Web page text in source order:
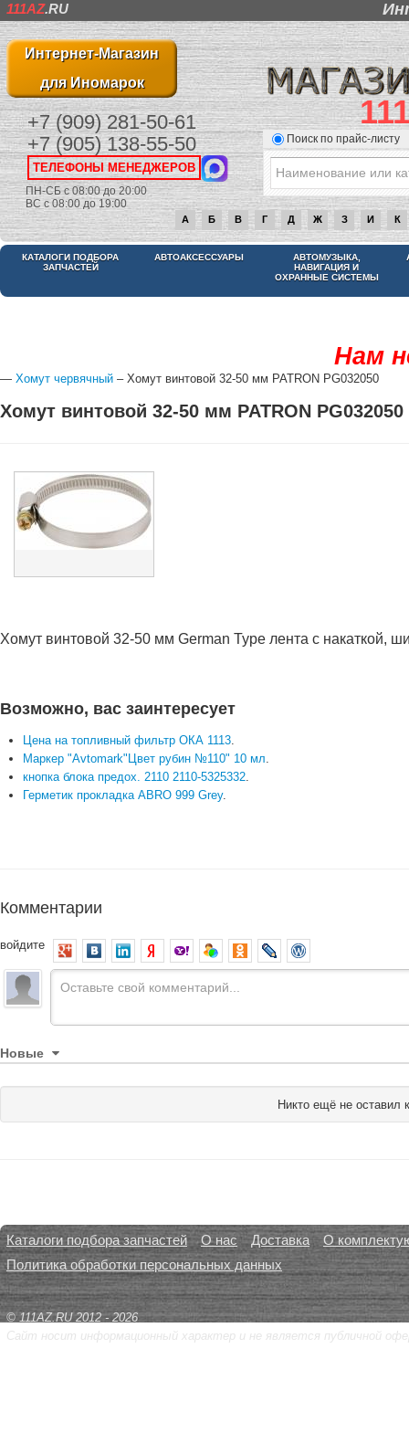
111AZ.RU
Интернет-Магазин
для Иномарок
+7 (909) 281-50-61
+7 (905) 138-55-50
ТЕЛЕФОНЫ МЕНЕДЖЕРОВ
ПН-СБ с 08:00 до 20:00
ВС с 08:00 до 19:00
Поиск по прайс-листу
А Б В Г Д Ж З И К
КАТАЛОГИ ПОДБОРА
ЗАПЧАСТЕЙ
АВТОАКСЕССУАРЫ
АВТОМУЗЫКА,
НАВИГАЦИЯ И
ОХРАННЫЕ СИСТЕМЫ
Нам
— Хомут червячный – Хомут винтовой 32-50 мм PATRON PG032050
Хомут винтовой 32-50 мм PATRON PG032050
Хомут винтовой 32-50 мм German Type лента с накаткой,
Возможно, вас заинтересует
Цена на топливный фильтр ОКА 1113.
Маркер "Avtomark"Цвет рубин №110" 10 мл.
кнопка блока предох. 2110 2110-5325332.
Герметик прокладка ABRO 999 Grey.
Комментарии
войдите
Новые
Никто ещё не оставил
Каталоги подбора запчастей О нас Доставка
О
Политика обработки персональных данных
© 111AZ.RU 2012 - 2026
Сайт носит информационный характер и не является публичной